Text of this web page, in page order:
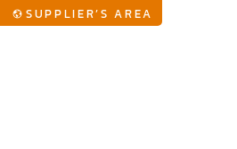
SUPPLIER’S AREA